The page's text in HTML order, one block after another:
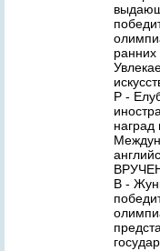
ранних
Р -
наград
В -